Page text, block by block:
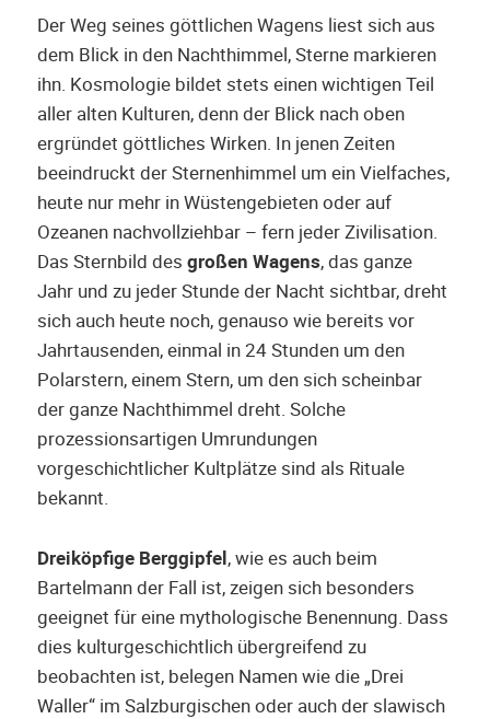
Der Weg seines göttlichen Wagens liest sich aus
dem Blick in den Nachthimmel, Sterne markieren
ihn. Kosmologie bildet stets einen wichtigen Teil
aller alten Kulturen, denn der Blick nach oben
ergründet göttliches Wirken. In jenen Zeiten
beeindruckt der Sternenhimmel um ein Vielfaches,
heute nur mehr in Wüstengebieten oder auf
Ozeanen nachvollziehbar – fern jeder Zivilisation.
Das Sternbild desgroßen Wagens, das ganze
Jahr und zu jeder Stunde der Nacht sichtbar, dreht
sich auch heute noch, genauso wie bereits vor
Jahrtausenden, einmal in 24 Stunden um den
Polarstern, einem Stern, um den sich scheinbar
der ganze Nachthimmel dreht. Solche
prozessionsartigen Umrundungen
vorgeschichtlicher Kultplätze sind als Rituale
bekannt.
Dreiköpfige Berggipfel, wie es auch beim
Bartelmann der Fall ist, zeigen sich besonders
geeignet für eine mythologische Benennung. Dass
dies kulturgeschichtlich übergreifend zu
beobachten ist, belegen Namen wie die „Drei
Waller“ im Salzburgischen oder auch der slawisch